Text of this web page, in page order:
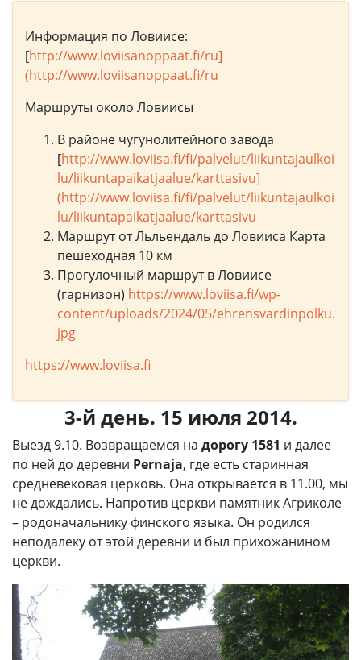
Информация по Ловиисе:
[http://www.loviisanoppaat.fi/ru]
(http://www.loviisanoppaat.fi/ru
Маршруты около Ловиисы
В районе чугунолитейного завода
[http://www.loviisa.fi/fi/palvelut/liikuntajaulkoi
lu/liikuntapaikatjaalue/karttasivu]
(http://www.loviisa.fi/fi/palvelut/liikuntajaulkoi
lu/liikuntapaikatjaalue/karttasivu
Маршрут от Льльендаль до Ловииса Карта
пешеходная 10 км
Прогулочный маршрут в Ловиисе
(гарнизон) https://www.loviisa.fi/wp-
content/uploads/2024/05/ehrensvardinpolku.
jpg
https://www.loviisa.fi
3-й день. 15 июля 2014.
Выезд 9.10. Возвращаемся на дорогу 1581 и далее
по ней до деревни Pernaja, где есть старинная
средневековая церковь. Она открывается в 11.00, мы
не дождались. Напротив церкви памятник Агриколе
– родоначальнику финского языка. Он родился
неподалеку от этой деревни и был прихожанином
церкви.